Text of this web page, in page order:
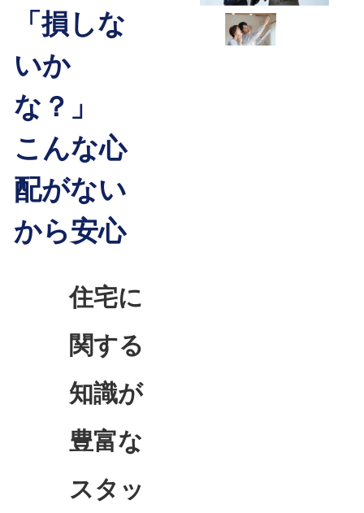
「損しな
いか
な？」
こんな心
配がない
から安心
住宅に
関する
知識が
豊富な
スタッ